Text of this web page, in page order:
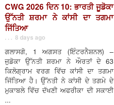
CWG 2026 ਦਿਨ 10: ਭਾਰਤੀ ਜੂਡੋਕਾ
ਉੱਨਤੀ ਸ਼ਰਮਾ ਨੇ ਕਾਂਸੀ ਦਾ ਤਗਮਾ
ਜਿੱਤਿਆ
. . . 8 days ago
ਗਲਾਸਗੋ, 1 ਅਗਸਤ (ਇੰਟਰਨੈਸ਼ਨਲ) –
ਜੁਡੋਕਾ ਉੱਨਤੀ ਸ਼ਰਮਾ ਨੇ ਔਰਤਾਂ ਦੇ 63
ਕਿਲੋਗ੍ਰਾਮ ਵਰਗ ਵਿੱਚ ਕਾਂਸੀ ਦਾ ਤਗਮਾ
ਜਿੱਤਿਆ ਹੈ। ਉੱਨਤੀ ਨੇ ਕਾਂਸੀ ਦੇ ਤਗਮੇ ਦੇ
ਮੁਕਾਬਲੇ ਵਿੱਚ ਦੱਖਣੀ ਅਫਰੀਕਾ ਦੀ ਸਕਾਈ
...